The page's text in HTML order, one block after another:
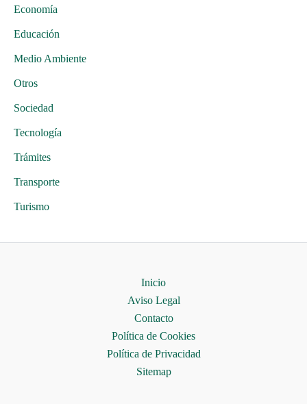
Economía
Educación
Medio Ambiente
Otros
Sociedad
Tecnología
Trámites
Transporte
Turismo
Inicio
Aviso Legal
Contacto
Política de Cookies
Política de Privacidad
Sitemap